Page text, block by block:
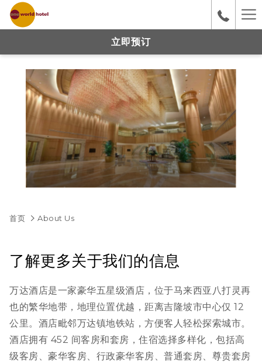
立即预订
首页 About Us
了解更多关于我们的信息
万达酒店是一家豪华五星级酒店，位于马来西亚八打灵再
也的繁华地带，地理位置优越，距离吉隆坡市中心仅 12
公里。酒店毗邻万达镇地铁站，方便客人轻松探索城市。
酒店拥有 452 间客房和套房，住宿选择多样化，包括高
级客房、豪华客房、行政豪华客房、普通套房、尊贵套房